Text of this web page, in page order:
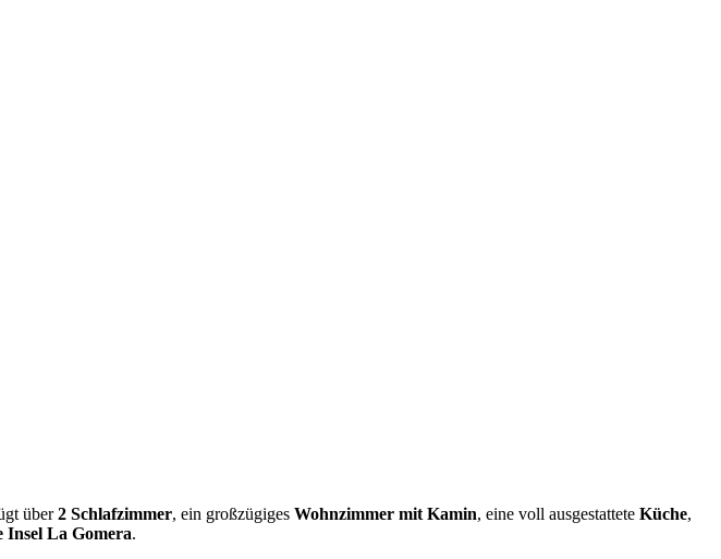
über2 Schlafzimmer, ein großzügiges Wohnzimmer mit Kamin, eine voll ausgestattete Küche,
La Gomera.